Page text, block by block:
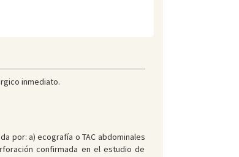
inmediato.
por: a) ecografía o TAC abdominales
confirmada en el estudio de